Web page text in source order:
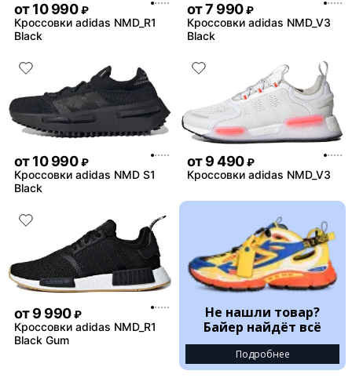
от10 990 ₽
Кроссовки adidas NMD_R1
Black
от7 990 ₽
Кроссовки adidas NMD_V3
Black
от10 990 ₽
Кроссовки adidas NMD S1
Black
от9 490 ₽
Кроссовки adidas NMD_V3
от9 990 ₽
Кроссовки adidas NMD_R1
Black Gum
Не нашли товар?
Байер найдёт всё
Подробнее